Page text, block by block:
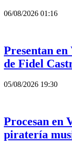
06/08/2026 01:16
Presentan en
de Fidel
05/08/2026 19:30
Procesan en
piratería